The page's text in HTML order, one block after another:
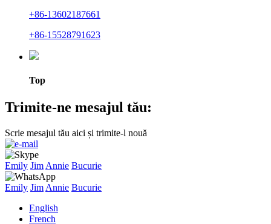
+86-13602187661
+86-15528791623
Top
Trimite-ne mesajul tău:
Scrie mesajul tău aici și trimite-l nouă
Emily Jim Annie Bucurie
Emily Jim Annie Bucurie
English
French